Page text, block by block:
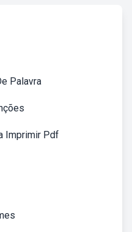
Palavra
Imprimir Pdf